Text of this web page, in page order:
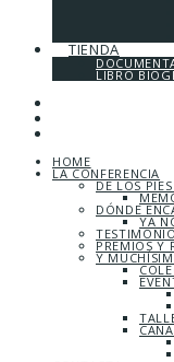
TIENDA
LIBRO
HOME
LA CONFERENCIA
DE LOS
DÓNDE
YA
PREMIOS Y
Y